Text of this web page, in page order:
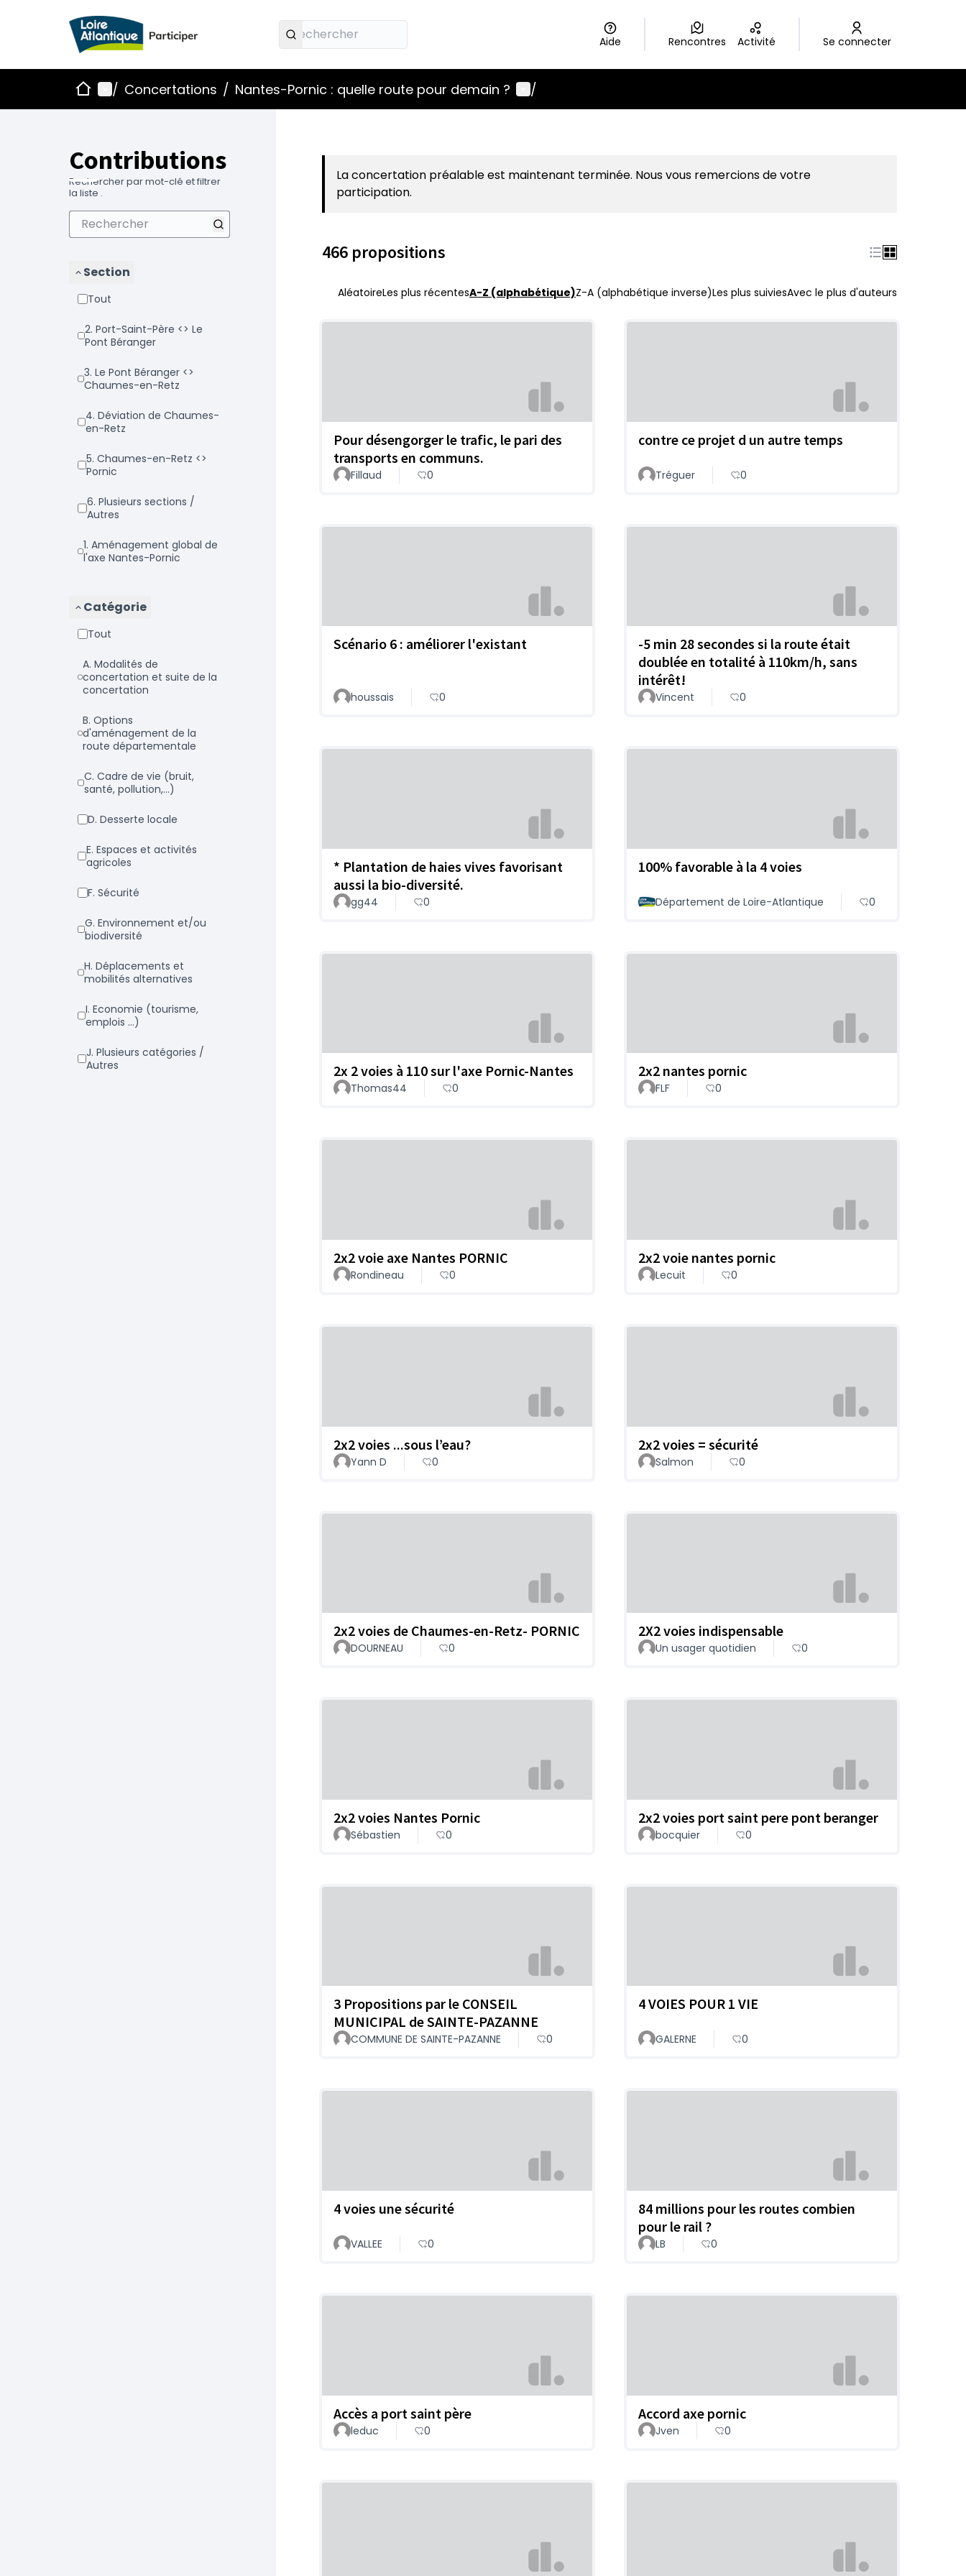
Aide Rencontres Activité Se connecter
AccueilMenu principal
/ Concertations / Nantes-Pornic : quelle route pour demain ? Menu utilisateur
/
Contributions
Rechercher par mot-clé et filtrer
la liste .
Section
Tout
2. Port-Saint-Père <> Le
Pont Béranger
3. Le Pont Béranger <>
Chaumes-en-Retz
4. Déviation de Chaumes-
en-Retz
5. Chaumes-en-Retz <>
Pornic
6. Plusieurs sections /
Autres
1. Aménagement global de
l'axe Nantes-Pornic
Catégorie
Tout
a. Modalités de
concertation et suite de la
concertation
b. Options
d'aménagement de la
route départementale
c. Cadre de vie (bruit,
santé, pollution,...)
d. Desserte locale
e. Espaces et activités
agricoles
f. Sécurité
g. Environnement et/ou
biodiversité
h. Déplacements et
mobilités alternatives
i. Economie (tourisme,
emplois ...)
j. Plusieurs catégories /
Autres
La concertation préalable est maintenant terminée. Nous vous remercions de votre
participation.
466 propositions
AléatoireLes plus récentesA-Z (alphabétique)Z-A (alphabétique inverse)Les plus suiviesAvec le plus d'auteurs
Pour désengorger le trafic, le pari des
transports en communs.
Fillaud 0
contre ce projet d un autre temps
Tréguer 0
Scénario 6 : améliorer l'existant
houssais 0
-5 min 28 secondes si la route était
doublée en totalité à 110km/h, sans
intérêt!
Vincent 0
* Plantation de haies vives favorisant
aussi la bio-diversité.
gg44 0
100% favorable à la 4 voies
Département de Loire-Atlantique 0
2x 2 voies à 110 sur l'axe Pornic-Nantes
Thomas44 0
2x2 nantes pornic
FLF 0
2x2 voie axe Nantes PORNIC
Rondineau 0
2x2 voie nantes pornic
Lecuit 0
2x2 voies ...sous l’eau?
Yann D 0
2x2 voies = sécurité
Salmon 0
2x2 voies de Chaumes-en-Retz- PORNIC
DOURNEAU 0
2X2 voies indispensable
Un usager quotidien 0
2x2 voies Nantes Pornic
Sébastien 0
2x2 voies port saint pere pont beranger
bocquier 0
3 Propositions par le CONSEIL
MUNICIPAL de SAINTE-PAZANNE
COMMUNE DE SAINTE-PAZANNE 0
4 VOIES POUR 1 VIE
GALERNE 0
4 voies une sécurité
VALLEE 0
84 millions pour les routes combien
pour le rail ?
LB 0
Accès a port saint père
leduc 0
Accord axe pornic
Jven 0